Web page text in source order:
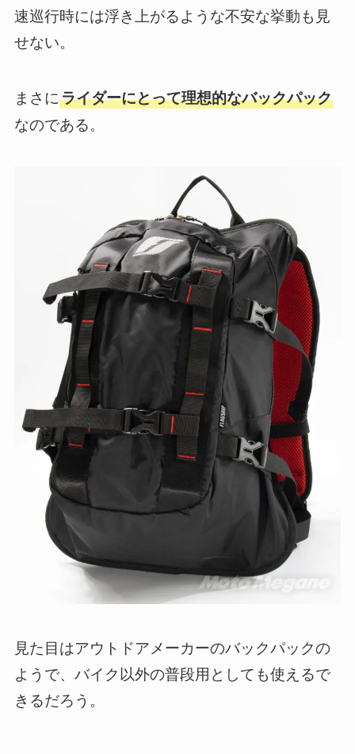
速巡行時には浮き上がるような不安な挙動も見
せない。
まさにライダーにとって理想的なバックパック
なのである。
見た目はアウトドアメーカーのバックパックの
ようで、バイク以外の普段用としても使えるで
きるだろう。